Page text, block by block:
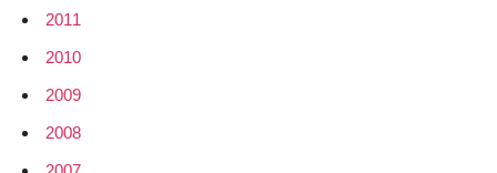
2011
2010
2009
2008